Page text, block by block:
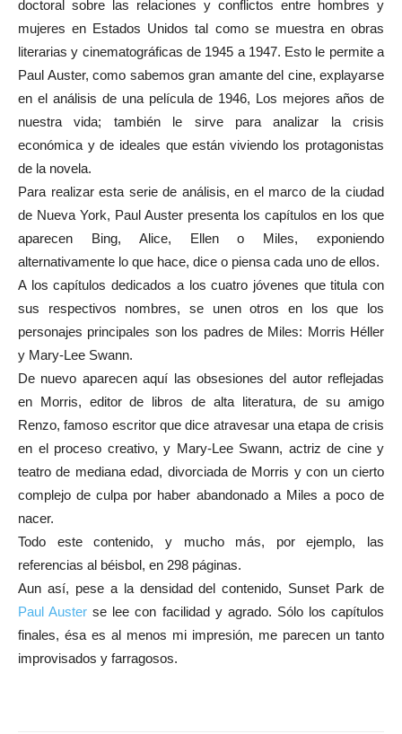
doctoral sobre las relaciones y conflictos entre hombres y
mujeres en Estados Unidos tal como se muestra en obras
literarias y cinematográficas de 1945 a 1947. Esto le permite a
Paul Auster, como sabemos gran amante del cine, explayarse
en el análisis de una película de 1946, Los mejores años de
nuestra vida; también le sirve para analizar la crisis
económica y de ideales que están viviendo los protagonistas
de la novela.
Para realizar esta serie de análisis, en el marco de la ciudad
de Nueva York, Paul Auster presenta los capítulos en los que
aparecen Bing, Alice, Ellen o Miles, exponiendo
alternativamente lo que hace, dice o piensa cada uno de ellos.
A los capítulos dedicados a los cuatro jóvenes que titula con
sus respectivos nombres, se unen otros en los que los
personajes principales son los padres de Miles: Morris Héller
y Mary-Lee Swann.
De nuevo aparecen aquí las obsesiones del autor reflejadas
en Morris, editor de libros de alta literatura, de su amigo
Renzo, famoso escritor que dice atravesar una etapa de crisis
en el proceso creativo, y Mary-Lee Swann, actriz de cine y
teatro de mediana edad, divorciada de Morris y con un cierto
complejo de culpa por haber abandonado a Miles a poco de
nacer.
Todo este contenido, y mucho más, por ejemplo, las
referencias al béisbol, en 298 páginas.
Aun así, pese a la densidad del contenido, Sunset Park de
Paul Auster se lee con facilidad y agrado. Sólo los capítulos
finales, ésa es al menos mi impresión, me parecen un tanto
improvisados y farragosos.